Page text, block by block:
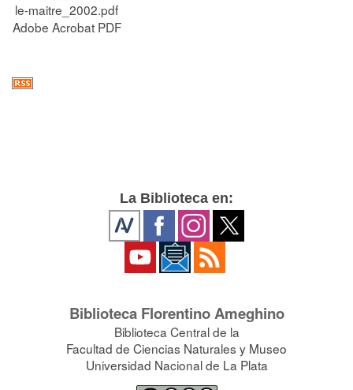
le-maitre_2002.pdf
Adobe Acrobat PDF
La Biblioteca en:
Biblioteca Florentino Ameghino
Biblioteca Central de la
Facultad de Ciencias Naturales y Museo
Universidad Nacional de La Plata